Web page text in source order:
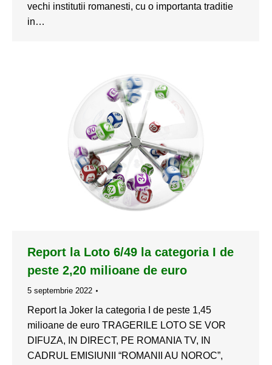
vechi institutii romanesti, cu o importanta traditie
in…
Report la Loto 6/49 la categoria I de
peste 2,20 milioane de euro
5 septembrie 2022
Report la Joker la categoria I de peste 1,45
milioane de euro TRAGERILE LOTO SE VOR
DIFUZA, IN DIRECT, PE ROMANIA TV, IN
CADRUL EMISIUNII “ROMANII AU NOROC”,